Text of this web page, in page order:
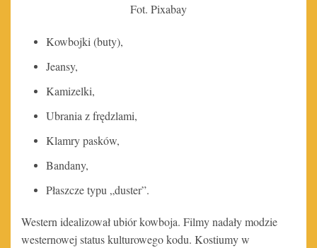
Fot. Pixabay
Kowbojki (buty),
Jeansy,
Kamizelki,
Ubrania z frędzlami,
Klamry pasków,
Bandany,
Płaszcze typu „duster”.
Western idealizował ubiór kowboja. Filmy nadały modzie
westernowej status kulturowego kodu. Kostiumy w